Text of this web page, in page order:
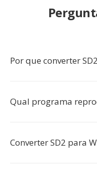
Por que converter
Qual programa
Converter SD2 para